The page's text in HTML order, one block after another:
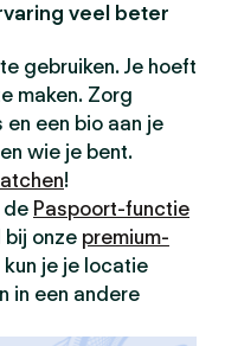
veel beter
gebruiken. Je hoeft
maken. Zorg
een bio aan je
wie je bent.
!
de Paspoort-functie
bij onze premium-
je je locatie
in een andere